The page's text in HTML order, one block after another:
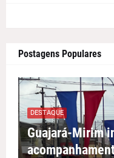
Postagens Populares
DESTAQUE
Guajará-Mirim